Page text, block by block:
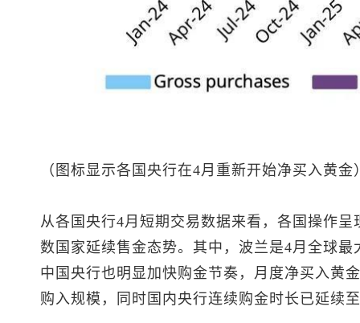
（图标显示各国央行在4月重新开始净买入黄金
从各国央行4月短期交易数据来看，各国操作
数国家延续售金态势。其中，波兰是4月全球
中国央行也明显加快购金节奏，月度净买入黄
购入规模，同时国内央行连续购金时长已延续